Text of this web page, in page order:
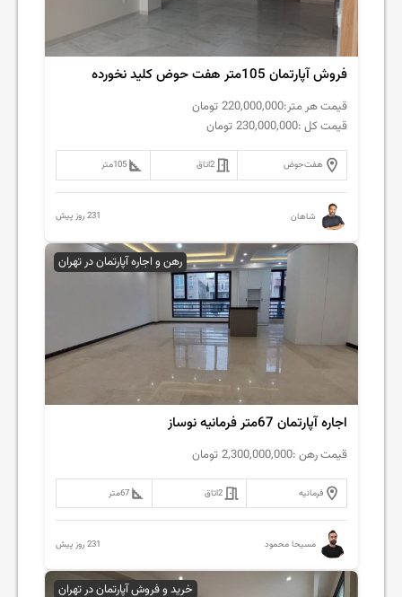
فروش آپارتمان 105متر هفت حوض کلید نخورده
قیمت هر متر:220,000,000 تومان
قیمت کل :230,000,000 تومان
هفت‌حوض 2اتاق 105متر
شاهان 231 روز پیش
رهن و اجاره آپارتمان در تهران
اجاره آپارتمان 67متر فرمانیه نوساز
قیمت رهن :2,300,000,000 تومان
فرمانیه 2اتاق 67متر
مسیحا محمود 231 روز پیش
خرید و فروش آپارتمان در تهران